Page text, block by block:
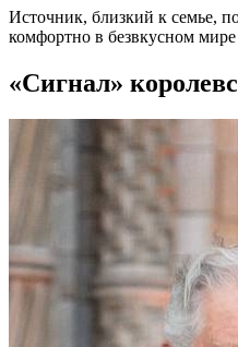
Источник, близкий к семье,
комфортно в безвкусном
«Сигнал»